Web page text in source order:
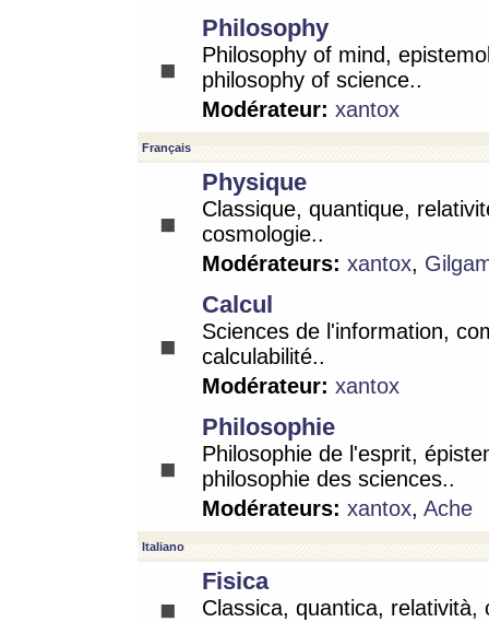
Philosophy
Philosophy of mind,
philosophy of science..
Modérateur: xantox
Français
Physique
Classique, quantique,
cosmologie..
Modérateurs: xantox,
Calcul
Sciences de l'information,
calculabilité..
Modérateur: xantox
Philosophie
Philosophie de l'esprit,
philosophie des sciences..
Modérateurs: xantox, Ache
Italiano
Fisica
Classica, quantica, relatività,